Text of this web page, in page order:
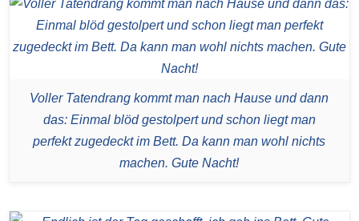
Voller Tatendrang kommt man nach Hause und dann
das: Einmal blöd gestolpert und schon liegt man
perfekt zugedeckt im Bett. Da kann man wohl nichts
machen. Gute Nacht!